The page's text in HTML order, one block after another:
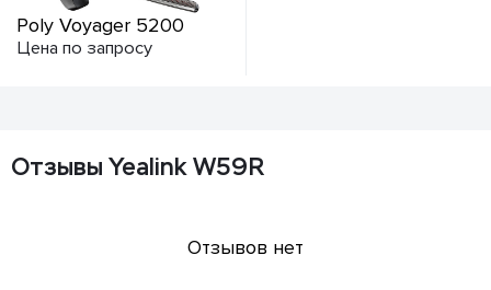
Poly Voyager 5200
Цена по запросу
Отзывы Yealink W59R
Отзывов нет